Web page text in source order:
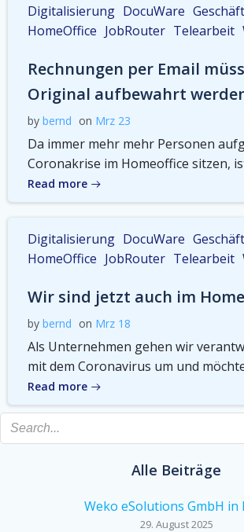
Digitalisierung DocuWare
HomeOffice JobRouter Telearbeit
Rechnungen per Email
Original aufbewahrt
by bernd on Mrz 23
Da immer mehr mehr Personen
Coronakrise im Homeoffice sitzen,
Read more
Digitalisierung DocuWare
HomeOffice JobRouter Telearbeit
Wir sind jetzt auch im
by bernd on Mrz 18
Als Unternehmen gehen wir
mit dem Coronavirus um und
Read more
Alle Beiträge
Weko eSolutions GmbH in
29. August 2025